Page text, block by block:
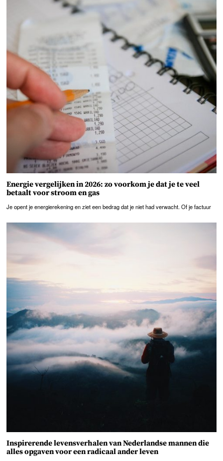
Energie vergelijken in 2026: zo voorkom je dat je te veel
betaalt voor stroom en gas
Je opent je energierekening en ziet een bedrag dat je niet had verwacht. Of je factuur
Inspirerende levensverhalen van Nederlandse mannen die
alles opgaven voor een radicaal ander leven